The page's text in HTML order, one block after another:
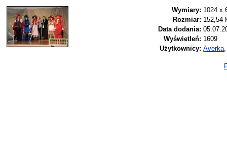
Wymiary: 1024 x
Rozmiar: 152,54
Data dodania:
Wyświetleń: 1609
Użytkownicy: Averka